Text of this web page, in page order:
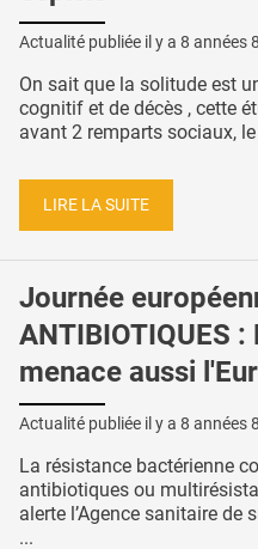
Actualité publiée il y a 8 années
On sait que la solitude est
cognitif et de décès , cette
avant 2 remparts sociaux,
LIRE LA SUITE
Journée
ANTIBIOTIQUES
menace aussi
Actualité publiée il y a 8 années
La résistance bactérienne
antibiotiques ou
alerte l’Agence sanitaire de
...